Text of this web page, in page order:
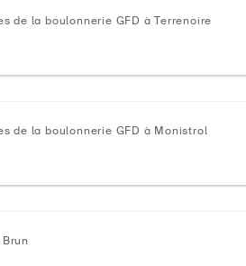
de la boulonnerie GFD à Terrenoire
de la boulonnerie GFD à Monistrol